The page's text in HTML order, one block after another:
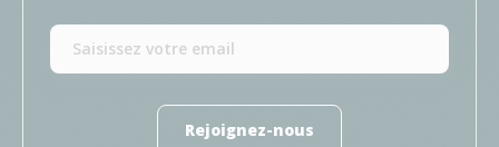
Rejoignez-nous